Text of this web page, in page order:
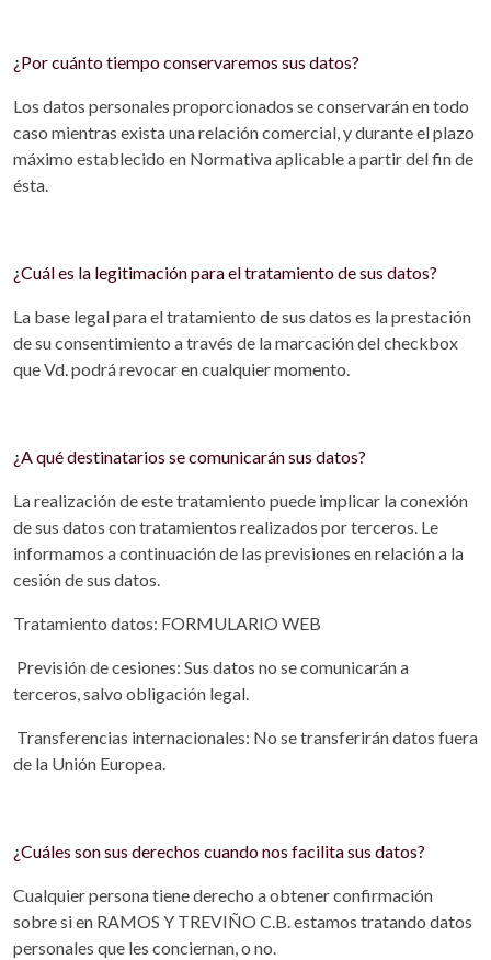
¿Por cuánto tiempo conservaremos sus datos?
Los datos personales proporcionados se conservarán en todo
caso mientras exista una relación comercial, y durante el plazo
máximo establecido en Normativa aplicable a partir del fin de
ésta.
¿Cuál es la legitimación para el tratamiento de sus datos?
La base legal para el tratamiento de sus datos es la prestación
de su consentimiento a través de la marcación del checkbox
que Vd. podrá revocar en cualquier momento.
¿A qué destinatarios se comunicarán sus datos?
La realización de este tratamiento puede implicar la conexión
de sus datos con tratamientos realizados por terceros. Le
informamos a continuación de las previsiones en relación a la
cesión de sus datos.
Tratamiento datos: FORMULARIO WEB
Previsión de cesiones: Sus datos no se comunicarán a
terceros, salvo obligación legal.
Transferencias internacionales: No se transferirán datos fuera
de la Unión Europea.
¿Cuáles son sus derechos cuando nos facilita sus datos?
Cualquier persona tiene derecho a obtener confirmación
sobre si en RAMOS Y TREVIÑO C.B. estamos tratando datos
personales que les conciernan, o no.